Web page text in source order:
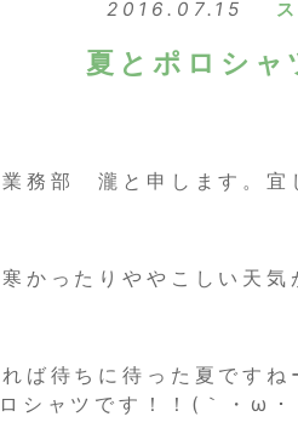
2016.07.15
夏とポロシャ
務部 瀧と申します。宜
かったりややこしい天気
ば待ちに待った夏ですね
シャツです！！(｀・ω